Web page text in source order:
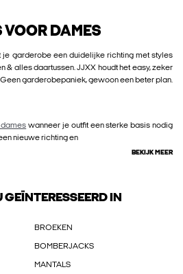
VOOR DAMES
je garderobe een duidelijke richting met styles
& alles daartussen. JJXX houdt het easy, zeker
garderobepaniek, gewoon een beter plan.
dames wanneer je outfit een sterke basis nodig
nieuwe richting en
BEKIJK MEER
IN
BROEKEN
BOMBERJACKS
MANTALS